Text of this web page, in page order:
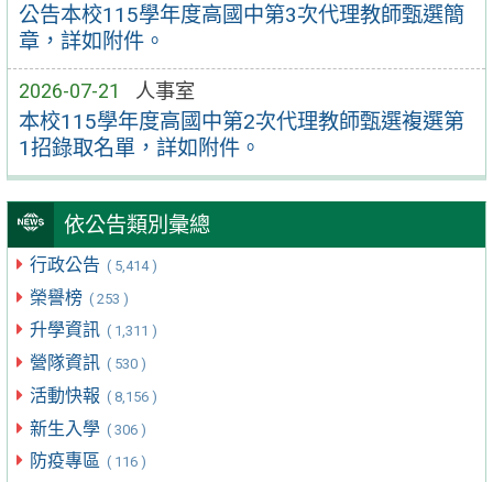
公告本校115學年度高國中第3次代理教師甄選簡
章，詳如附件。
2026-07-21 人事室
本校115學年度高國中第2次代理教師甄選複選第
1招錄取名單，詳如附件。
依公告類別彙總
行政公告 ( 5,414 )
榮譽榜 ( 253 )
升學資訊 ( 1,311 )
營隊資訊 ( 530 )
活動快報 ( 8,156 )
新生入學 ( 306 )
防疫專區 ( 116 )